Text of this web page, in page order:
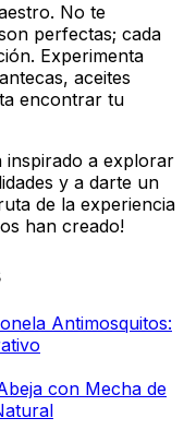
No te
perfectas; cada
Experimenta
aceites
encontrar tu
inspirado a explorar
y a darte un
de la experiencia
han creado!
Antimosquitos:
con Mecha de